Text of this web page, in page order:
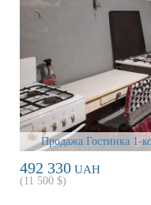
Продажа Гостинка 1-
492 330 UAH
(11 500 $)